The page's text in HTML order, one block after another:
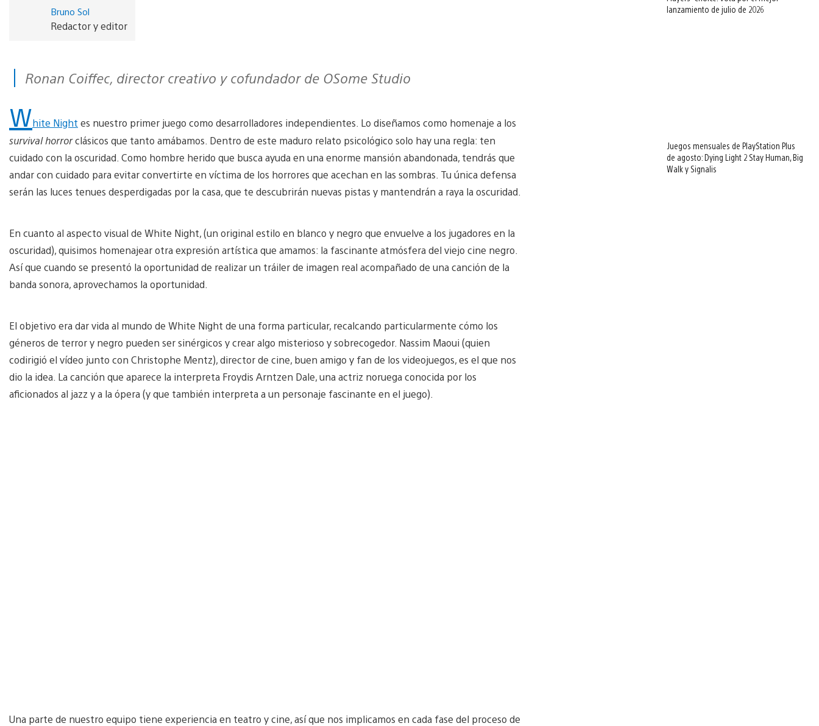
Bruno Sol
Redactor y editor
Ronan Coiffec, director creativo y cofundador de OSome Studio
White Night es nuestro primer juego como desarrolladores independientes. Lo diseñamos como homenaje a los
survival horrorclásicos que tanto amábamos. Dentro de este maduro relato psicológico solo hay una regla: ten
cuidado con la oscuridad. Como hombre herido que busca ayuda en una enorme mansión abandonada, tendrás que
andar con cuidado para evitar convertirte en víctima de los horrores que acechan en las sombras. Tu única defensa
serán las luces tenues desperdigadas por la casa, que te descubrirán nuevas pistas y mantendrán a raya la oscuridad.
En cuanto al aspecto visual de White Night, (un original estilo en blanco y negro que envuelve a los jugadores en la
oscuridad), quisimos homenajear otra expresión artística que amamos: la fascinante atmósfera del viejo cine negro.
Así que cuando se presentó la oportunidad de realizar un tráiler de imagen real acompañado de una canción de la
banda sonora, aprovechamos la oportunidad.
El objetivo era dar vida al mundo de White Night de una forma particular, recalcando particularmente cómo los
géneros de terror y negro pueden ser sinérgicos y crear algo misterioso y sobrecogedor. Nassim Maoui (quien
codirigió el vídeo junto con Christophe Mentz), director de cine, buen amigo y fan de los videojuegos, es el que nos
dio la idea. La canción que aparece la interpreta Froydis Arntzen Dale, una actriz noruega conocida por los
aficionados al jazz y a la ópera (y que también interpreta a un personaje fascinante en el juego).
Una parte de nuestro equipo tiene experiencia en teatro y cine, así que nos implicamos en cada fase del proceso de
lanzamiento de julio de 2026
Juegos mensuales de PlayStation Plus
de agosto: Dying Light 2 Stay Human, Big
Walk y Signalis